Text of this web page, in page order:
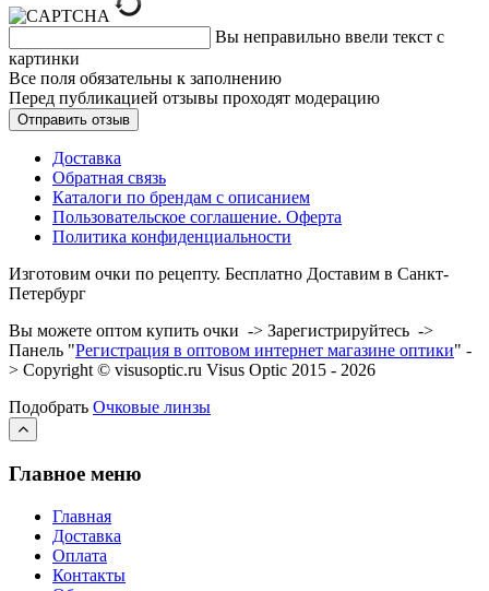
Вы неправильно ввели текст с
картинки
Все поля обязательны к заполнению
Перед публикацией отзывы проходят модерацию
Доставка
Обратная связь
Каталоги по брендам с описанием
Пользовательское соглашение. Оферта
Политика конфиденциальности
Изготовим очки по рецепту. Бесплатно Доставим в Санкт-
Петербург
Вы можете оптом купить очки -> Зарегистрируйтесь ->
Панель "Регистрация в оптовом интернет магазине оптики" -
> Copyright © visusoptic.ru Visus Optic 2015 - 2026
Подобрать Очковые линзы
Главное меню
Главная
Доставка
Оплата
Контакты